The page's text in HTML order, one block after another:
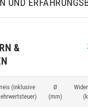
UND
&
(inklusive
Ø
(mm)